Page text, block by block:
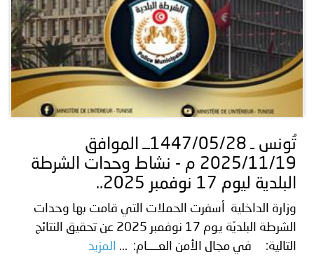
تُونس ـ 1447/05/28ــ الموافق
2025/11/19 م - نشاط وحدات الشرطة
البلدية ليوم 17 نوفمبر 2025..
وزارة الداخلية أسفرت الحملات التي قامت بها وحدات
الشرطة البلديّة يوم 17 نوفمبر 2025 عن تحقيق النتائج
التالية: في مجال الأمن العــــام: ...
المزيد